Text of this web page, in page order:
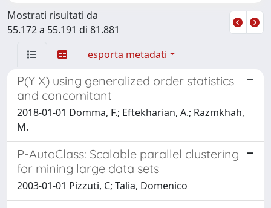
Mostrati risultati da
55.172 a 55.191 di 81.881
esporta metadati
P(Y X) using generalized order statistics
and concomitant
2018-01-01 Domma, F.; Eftekharian, A.; Razmkhah,
M.
P-AutoClass: Scalable parallel clustering
for mining large data sets
2003-01-01 Pizzuti, C; Talia, Domenico